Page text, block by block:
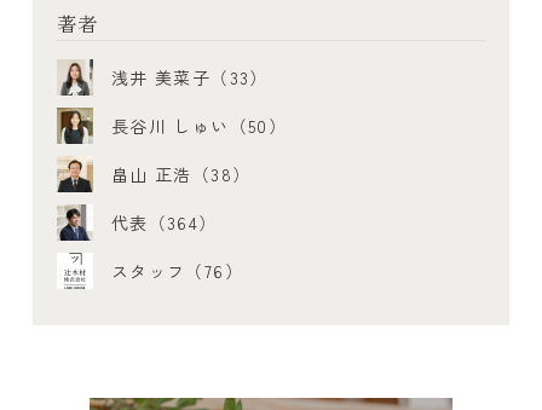
著者
浅井 美菜子（33）
長谷川 しゅい（50）
畠山 正浩（38）
代表（364）
スタッフ（76）